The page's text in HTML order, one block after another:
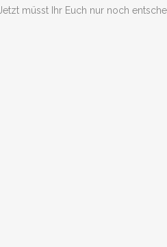
Jetzt müsst Ihr Euch nur noch